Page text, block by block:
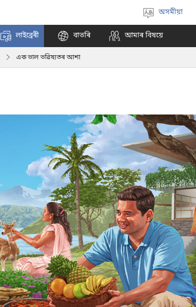
Select
language
অসমীয়া
লাইব্ৰেৰী বাতৰি আমাৰ বিষয়ে
এক ভাল ভৱিষ্যতৰ আশা